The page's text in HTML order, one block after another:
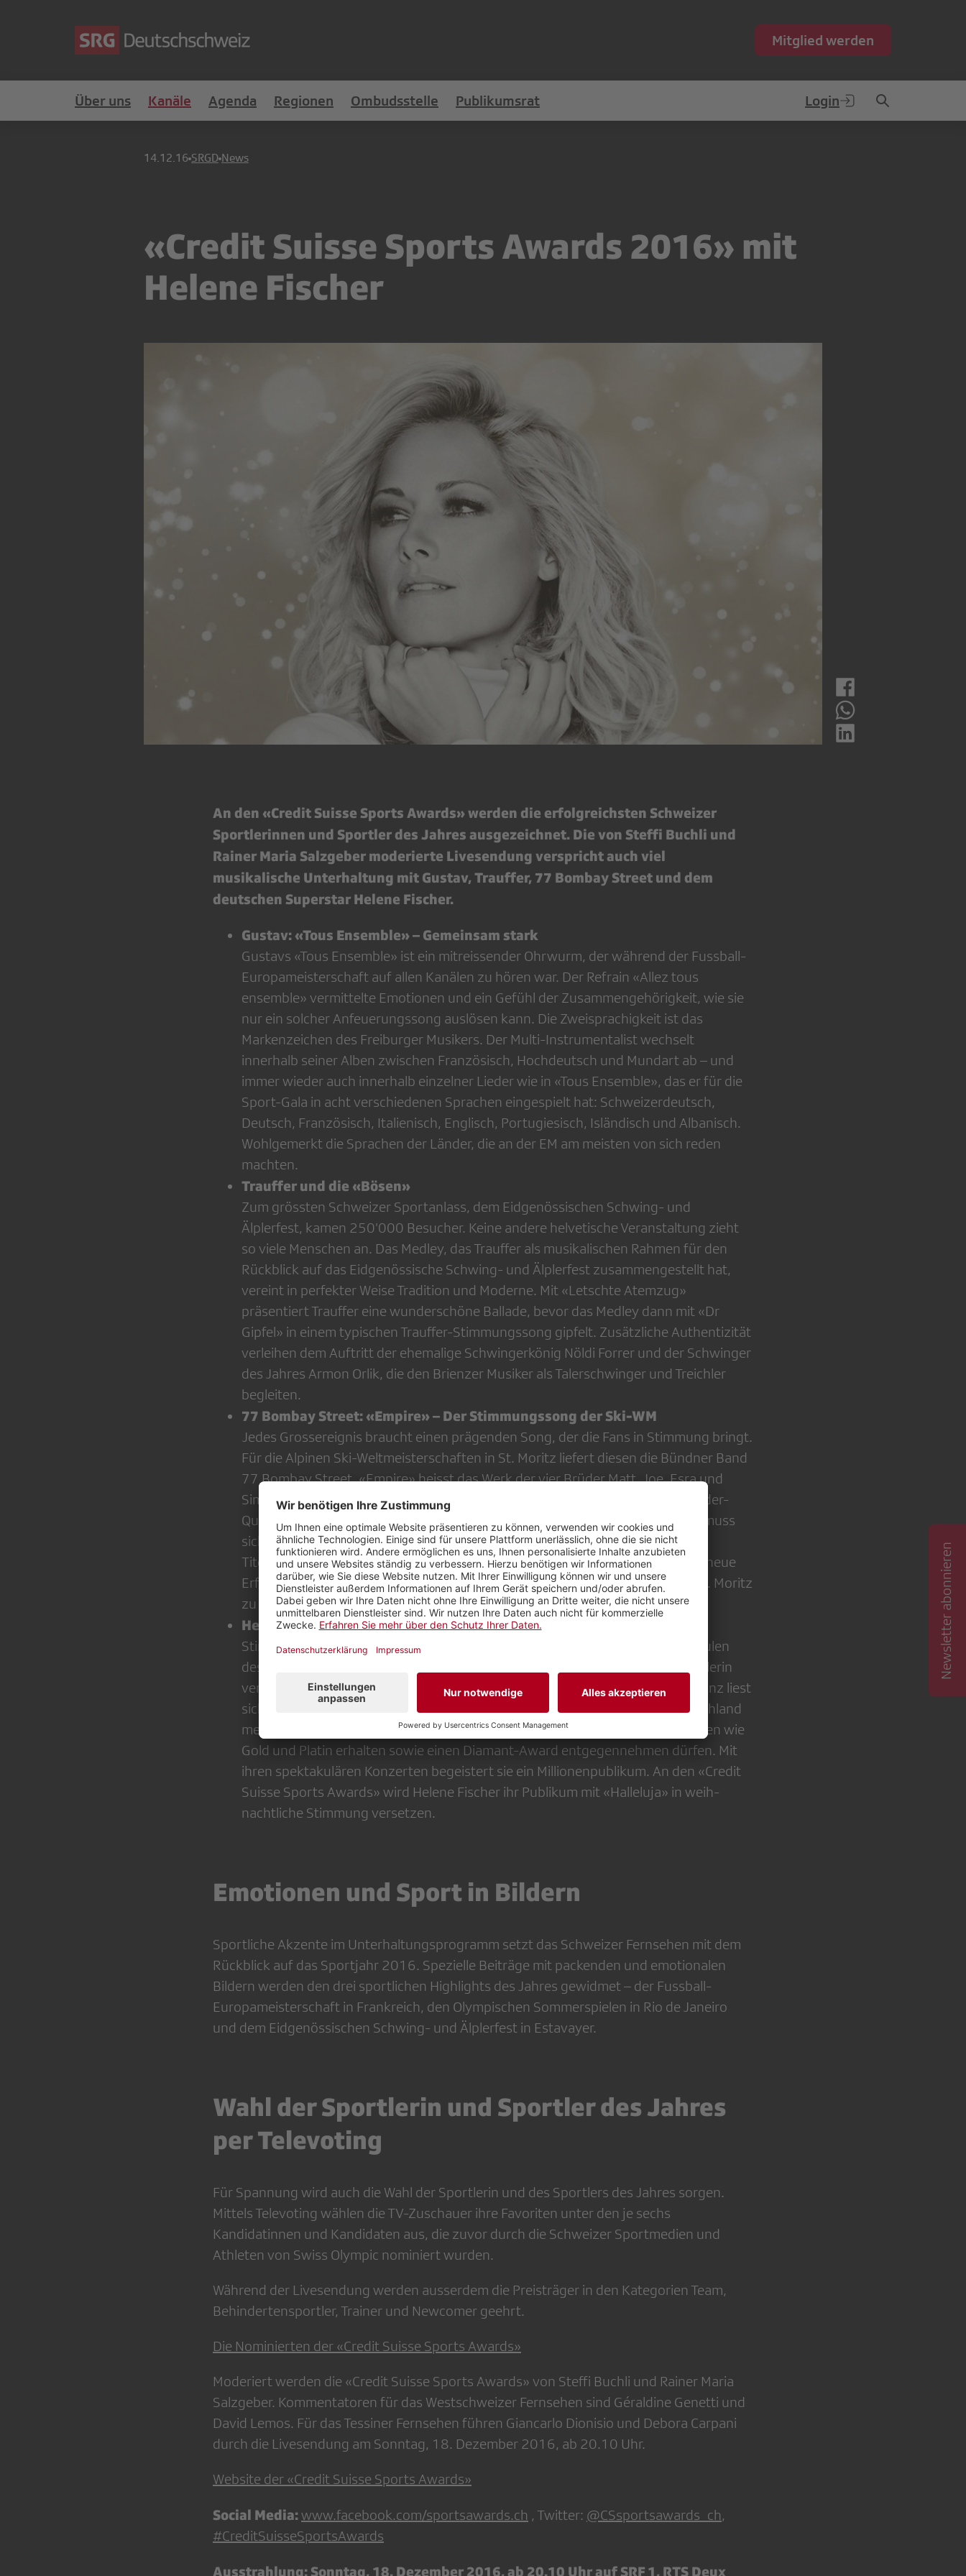
Mitglied werden
Über uns Kanäle Agenda Regionen Ombudsstelle Publikumsrat Login
14.12.16 SRGD News
«Credit Suisse Sports Awards 2016» mit
Helene Fischer
An den «Credit Suisse Sports Awards» werden die erfolgreichsten Schweizer
Sportlerinnen und Sportler des Jahres ausgezeichnet. Die von Steffi Buchli und
Rainer Maria Salzgeber moderierte Livesendung verspricht auch viel
musikalische Unterhaltung mit Gustav, Trauffer, 77 Bombay Street und dem
deutschen Superstar Helene Fischer.
Gustav: «Tous Ensemble» – Gemeinsam stark
Gustavs «Tous Ensemble» ist ein mitreissender Ohrwurm, der während der Fussball-
Europameisterschaft auf allen Kanälen zu hören war. Der Refrain «Allez tous
ensemble» vermittelte Emotionen und ein Gefühl der Zusam­mengehörigkeit, wie sie
nur ein solcher Anfeuerungssong auslösen kann. Die Zweisprachigkeit ist das
Marken­zeichen des Freiburger Musikers. Der Multi-Instrumentalist wechselt
innerhalb seiner Alben zwischen Französisch, Hochdeutsch und Mundart ab – und
immer wieder auch innerhalb einzelner Lieder wie in «Tous Ensemble», das er für die
Sport-Gala in acht verschiedenen Sprachen eingespielt hat: Schweizerdeutsch,
Deutsch, Französisch, Italienisch, Englisch, Portugiesisch, Isländisch und Albanisch.
Wohlgemerkt die Sprachen der Länder, die an der EM am meisten von sich reden
machten.
Trauffer und die «Bösen»
Zum grössten Schweizer Sportanlass, dem Eidgenössischen Schwing- und
Älplerfest, kamen 250’000 Besucher. Keine andere helvetische Veranstaltung zieht
so viele Menschen an. Das Medley, das Trauffer als musikalischen Rahmen für den
Rückblick auf das Eidgenössische Schwing- und Älplerfest zusammengestellt hat,
vereint in per­fekter Weise Tradition und Moderne. Mit «Letschte Atemzug»
präsentiert Trauffer eine wunderschöne Ballade, bevor das Medley dann mit «Dr
Gipfel» in einem typischen Trauffer-Stimmungssong gipfelt. Zusätzliche Authenti­zität
verleihen dem Auftritt der ehemalige Schwingerkönig Nöldi Forrer und der Schwinger
des Jahres Armon Orlik, die den Brienzer Musiker als Talerschwinger und Treichler
begleiten.
77 Bombay Street: «Empire» – Der Stimmungssong der Ski-WM
Jedes Grossereignis braucht einen prägenden Song, der die Fans in Stimmung bringt.
Für die Alpinen Ski-Weltmeisterschaften in St. Moritz liefert diesen die Bündner Band
77 Bombay Street. «Empire» heisst das Werk der vier Brüder Matt, Joe, Esra und
Simri-Ramon. Über ihren musikalischen Beitrag zur Ski-WM freut sich das Brüder-
Quartett ganz besonders. Matt: «Ob im Sport oder im täglichen Leben – man muss
sich immer wieder neu behaupten. Genau darum geht’s in diesem Song. Den
Titelsong für einen Grossevent wie die Ski-WM zu schreiben, war für uns eine neue
Erfahrung und eine grosse Ehre. Nun wünschen wir uns, die Atmosphäre in St. Moritz
zu unterstützen und zu einem tollen Wintersportfest beizutragen.»
Helene Fischer – Besinnliche Klänge mit «Halleluja»
Stimme, Talent, Ausstrahlung und vor allem harte Arbeit – das sind die vier Säulen
des unglaublichen Erfolgs von Helene Fischer. Die 32-jährige Ausnahmekünstlerin
versteht es perfekt, die Fans in ihren Bann zu ziehen. Ihre bisherige Erfolgsbilanz liest
sich wie eine Aneinanderreihung absoluter Superlative: Sie hat allein in Deutschland
mehr als zehn Millionen Tonträger verkauft, diverse Edelmetall-Auszeichnungen wie
Gold und Platin erhalten sowie einen Diamant-Award entgegennehmen dürfen. Mit
ihren spektakulären Konzerten begeistert sie ein Millionen­publikum. An den «Credit
Suisse Sports Awards» wird Helene Fischer ihr Publikum mit «Halleluja» in weih­
nachtliche Stimmung versetzen.
Emotionen und Sport in Bildern
Sportliche Akzente im Unterhaltungsprogramm setzt das Schweizer Fernsehen mit dem
Rückblick auf das Sportjahr 2016. Spezielle Beiträge mit packenden und emotionalen
Bildern werden den drei sportlichen Highlights des Jahres gewidmet – der Fussball-
Europameisterschaft in Frankreich, den Olympischen Sommerspielen in Rio de Janeiro
und dem Eidgenössischen Schwing- und Älplerfest in Estavayer.
Wahl der Sportlerin und Sportler des Jahres
per Televoting
Für Spannung wird auch die Wahl der Sportlerin und des Sportlers des Jahres sorgen.
Mittels Televoting wählen die TV-Zuschauer ihre Favoriten unter den je sechs
Kandidatinnen und Kandidaten aus, die zuvor durch die Schweizer Sportmedien und
Athleten von Swiss Olympic nominiert wurden.
Während der Livesendung werden ausserdem die Preisträger in den Kategorien Team,
Behindertensportler, Trainer und Newcomer geehrt.
Die Nominierten der «Credit Suisse Sports Awards»
Moderiert werden die «Credit Suisse Sports Awards» von Steffi Buchli und Rainer Maria
Salzgeber. Kommentatoren für das Westschweizer Fernsehen sind Géraldine Genetti und
David Lemos. Für das Tessiner Fernsehen führen Giancarlo Dionisio und Debora Carpani
durch die Livesendung am Sonntag, 18. Dezember 2016, ab 20.10 Uhr.
Website der «Credit Suisse Sports Awards»
Social Media:www.facebook.com/sportsawards.ch , Twitter: @CSsportsawards_ch,
#CreditSuisseSportsAwards
Ausstrahlung: Sonntag, 18. Dezember 2016, ab 20.10 Uhr auf SRF 1, RTS Deux
Newsletter abonnieren